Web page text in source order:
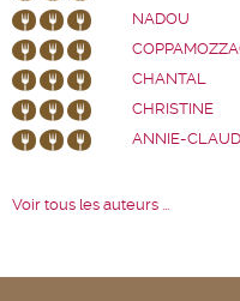
NADOU
CHANTAL
CHRISTINE
ANNIE-
Voir tous les auteurs ...